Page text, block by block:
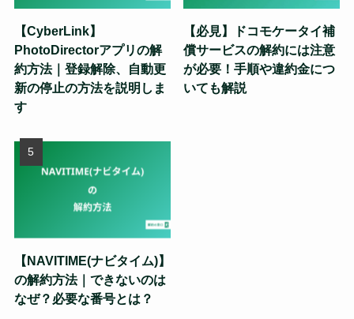
【CyberLink】
PhotoDirectorアプリの解
約方法｜登録解除、自動更
新の停止の方法を説明しま
す
【必見】ドコモケータイ補
償サービスの解約には注意
が必要！手順や違約金につ
いても解説
【NAVITIME(ナビタイム)】
の解約方法｜できないのは
なぜ？必要な番号とは？